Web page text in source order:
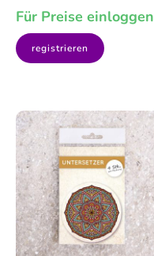
Für Preise einloggen
registrieren